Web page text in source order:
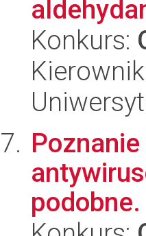
Konkurs:
podobne.